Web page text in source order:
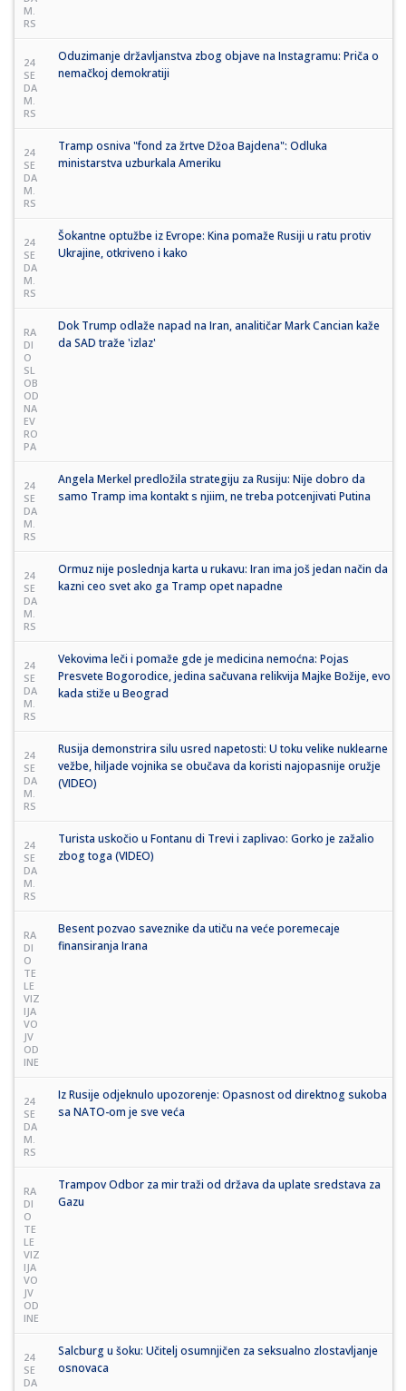
M.
RS
24
SE
DA
M.
RS
Oduzimanje državljanstva zbog objave na Instagramu: Priča o
nemačkoj demokratiji
24
SE
DA
M.
RS
Tramp osniva "fond za žrtve Džoa Bajdena": Odluka
ministarstva uzburkala Ameriku
24
SE
DA
M.
RS
Šokantne optužbe iz Evrope: Kina pomaže Rusiji u ratu protiv
Ukrajine, otkriveno i kako
RA
DI
O
SL
OB
OD
NA
EV
RO
PA
Dok Trump odlaže napad na Iran, analitičar Mark Cancian kaže
da SAD traže 'izlaz'
24
SE
DA
M.
RS
Angela Merkel predložila strategiju za Rusiju: Nije dobro da
samo Tramp ima kontakt s njiim, ne treba potcenjivati Putina
24
SE
DA
M.
RS
Ormuz nije poslednja karta u rukavu: Iran ima još jedan način da
kazni ceo svet ako ga Tramp opet napadne
24
SE
DA
M.
RS
Vekovima leči i pomaže gde je medicina nemoćna: Pojas
Presvete Bogorodice, jedina sačuvana relikvija Majke Božije, evo
kada stiže u Beograd
24
SE
DA
M.
RS
Rusija demonstrira silu usred napetosti: U toku velike nuklearne
vežbe, hiljade vojnika se obučava da koristi najopasnije oružje
(VIDEO)
24
SE
DA
M.
RS
Turista uskočio u Fontanu di Trevi i zaplivao: Gorko je zažalio
zbog toga (VIDEO)
RA
DI
O
TE
LE
VIZ
IJA
VO
JV
OD
INE
Besent pozvao saveznike da utiču na veće poremecaje
finansiranja Irana
24
SE
DA
M.
RS
Iz Rusije odjeknulo upozorenje: Opasnost od direktnog sukoba
sa NATO-om je sve veća
RA
DI
O
TE
LE
VIZ
IJA
VO
JV
OD
INE
Trampov Odbor za mir traži od država da uplate sredstava za
Gazu
24
SE
DA
Salcburg u šoku: Učitelj osumnjičen za seksualno zlostavljanje
osnovaca